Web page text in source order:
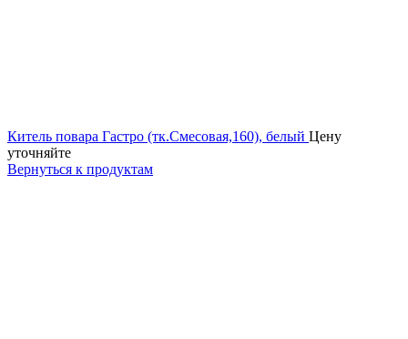
Китель повара Гастро (тк.Смесовая,160), белый Цену
уточняйте
Вернуться к продуктам